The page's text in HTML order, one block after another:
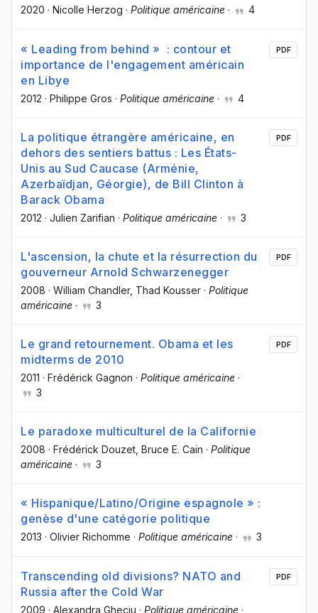
2020 · Nicolle Herzog · Politique américaine · 4
« Leading from behind » : contour et
importance de l'engagement américain
en Libye
2012 · Philippe Gros · Politique américaine · 4
PDF
La politique étrangère américaine, en
dehors des sentiers battus : Les États-
Unis au Sud Caucase (Arménie,
Azerbaïdjan, Géorgie), de Bill Clinton à
Barack Obama
2012 · Julien Zarifian · Politique américaine · 3
PDF
L'ascension, la chute et la résurrection du
gouverneur Arnold Schwarzenegger
2008 · William Chandler, Thad Kousser · Politique
américaine · 3
PDF
Le grand retournement. Obama et les
midterms de 2010
2011 · Frédérick Gagnon · Politique américaine ·
3
PDF
Le paradoxe multiculturel de la Californie
2008 · Frédérick Douzet , Bruce E. Cain · Politique
américaine · 3
« Hispanique/Latino/Origine espagnole » :
genèse d'une catégorie politique
2013 · Olivier Richomme · Politique américaine · 3
Transcending old divisions? NATO and
Russia after the Cold War
2009 · Alexandra Gheciu · Politique américaine ·
PDF